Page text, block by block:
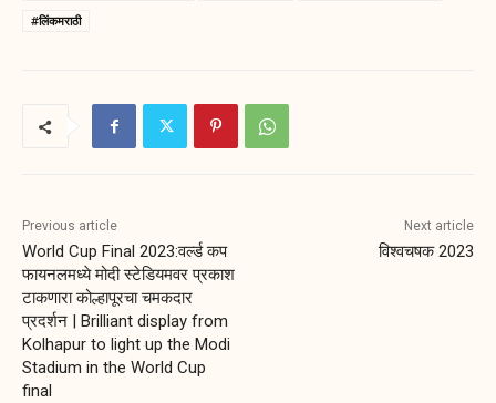
#लिंकमराठी
Previous article
World Cup Final 2023:वर्ल्ड कप
फायनलमध्ये मोदी स्टेडियमवर प्रकाश
टाकणारा कोल्हापूरचा चमकदार
प्रदर्शन | Brilliant display from
Kolhapur to light up the Modi
Stadium in the World Cup
final
Next article
विश्वचषक 2023